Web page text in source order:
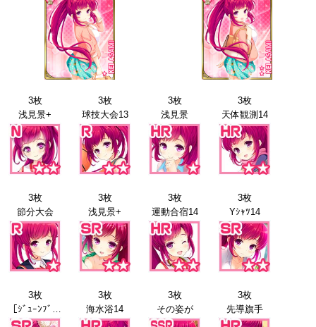
3枚
浅見景+
3枚
球技大会13
3枚
浅見景
3枚
天体観測14
3枚
節分大会
3枚
浅見景+
3枚
運動合宿14
3枚
Yｼｬﾂ14
3枚
［ｼﾞｭｰﾝﾌﾞﾗｲﾄﾞ］浅見景+
3枚
海水浴14
3枚
その姿が
3枚
先導旗手